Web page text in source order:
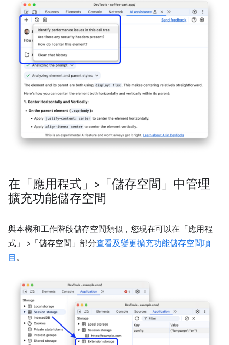
在「應用程式」>「儲存空間」中管理
擴充功能儲存空間
與本機和工作階段儲存空間類似，您現在可以在「應用程
式」
>「儲存空間」 部分查看及變更擴充功能儲存空間項
目 。